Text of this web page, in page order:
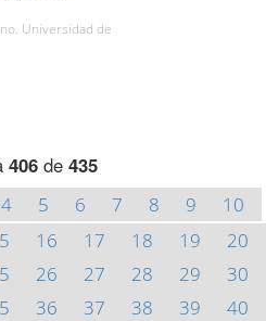
Universidad de
406de 435
4 5 6 7 8 9
10
16 17 18 19
20
26 27 28 29
30
36 37 38 39
40